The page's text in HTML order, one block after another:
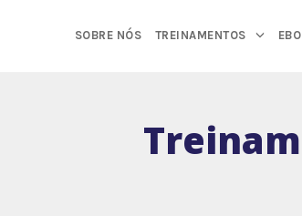
SOBRE NÓS TREINAMENTOS